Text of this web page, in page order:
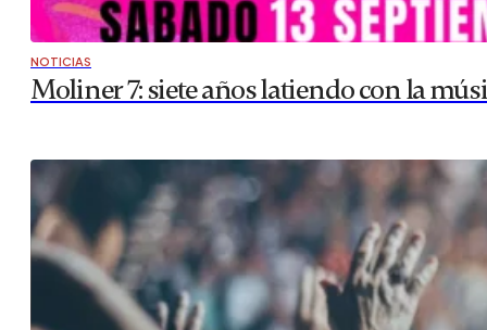
NOTICIAS
Moliner 7: siete años latiendo con la